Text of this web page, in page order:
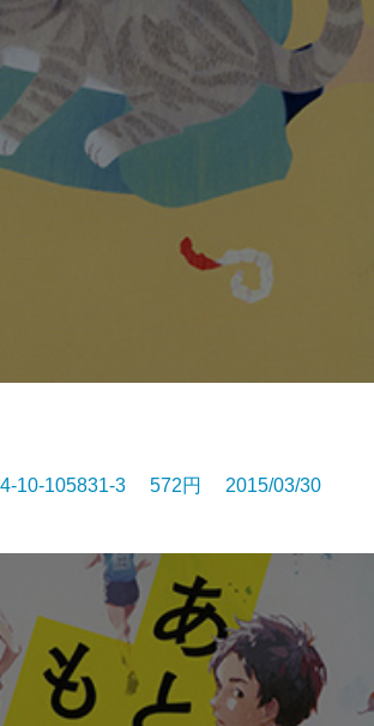
10-105831-3 572円 2015/03/30